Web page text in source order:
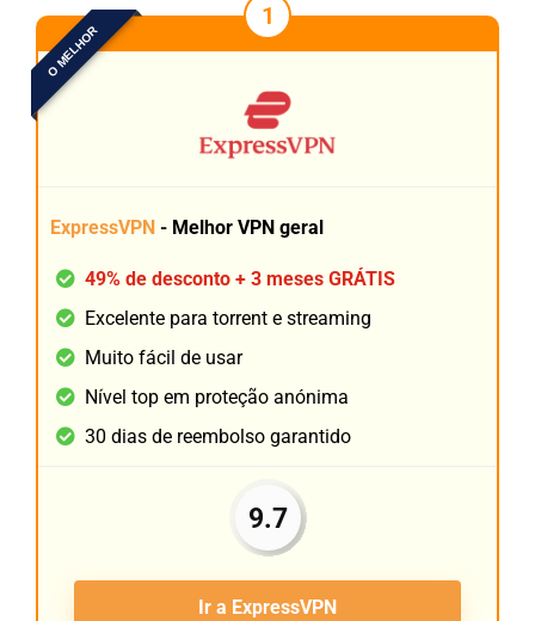
O MELHOR
1
ExpressVPN - Melhor VPN geral
49% de desconto + 3 meses GRÁTIS
Excelente para torrent e streaming
Muito fácil de usar
Nível top em proteção anónima
30 dias de reembolso garantido
9.7
Ir a ExpressVPN